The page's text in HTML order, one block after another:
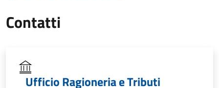
Contatti
Ufficio Ragioneria e Tributi